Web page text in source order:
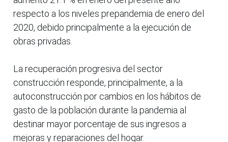
respecto a los niveles prepandemia de enero del
2020, debido principalmente a la ejecución de
obras privadas.
La recuperación progresiva del sector
construcción responde, principalmente, a la
autoconstrucción por cambios en los hábitos de
gasto de la población durante la pandemia al
destinar mayor porcentaje de sus ingresos a
mejoras y reparaciones del hogar.